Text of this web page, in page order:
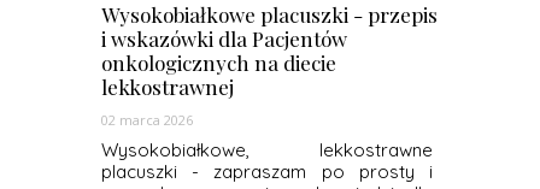
Wysokobiałkowe placuszki - przepis
i wskazówki dla Pacjentów
onkologicznych na diecie
lekkostrawnej
02 marca 2026
Wysokobiałkowe, lekkostrawne
placuszki - zapraszam po prosty i